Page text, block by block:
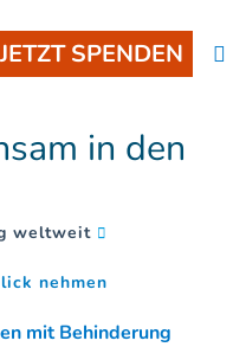
JETZT SPENDEN
in den
weltweit
nehmen
mit Behinderung